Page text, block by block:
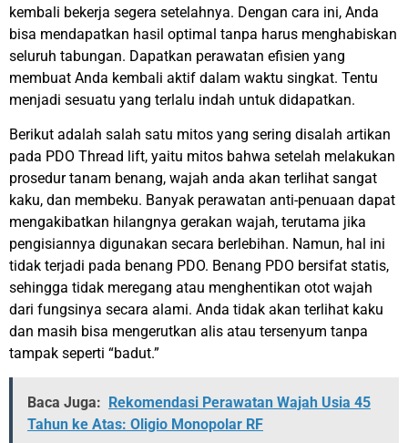
kembali bekerja segera setelahnya. Dengan cara ini, Anda
bisa mendapatkan hasil optimal tanpa harus menghabiskan
seluruh tabungan. Dapatkan perawatan efisien yang
membuat Anda kembali aktif dalam waktu singkat. Tentu
menjadi sesuatu yang terlalu indah untuk didapatkan.
Berikut adalah salah satu mitos yang sering disalah artikan
pada PDO Thread lift, yaitu mitos bahwa setelah melakukan
prosedur tanam benang, wajah anda akan terlihat sangat
kaku, dan membeku. Banyak perawatan anti-penuaan dapat
mengakibatkan hilangnya gerakan wajah, terutama jika
pengisiannya digunakan secara berlebihan. Namun, hal ini
tidak terjadi pada benang PDO. Benang PDO bersifat statis,
sehingga tidak meregang atau menghentikan otot wajah
dari fungsinya secara alami. Anda tidak akan terlihat kaku
dan masih bisa mengerutkan alis atau tersenyum tanpa
tampak seperti “badut.”
Baca Juga:
Rekomendasi Perawatan Wajah Usia 45
Tahun ke Atas: Oligio Monopolar RF